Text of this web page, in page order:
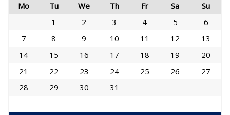
Mo
Tu We Th Fr Sa
Su
1
2 3 4 5
6
7
8 9 10 11 12
13
14
15 16 17 18 19
20
21
22 23 24 25 26
27
28
29 30 31